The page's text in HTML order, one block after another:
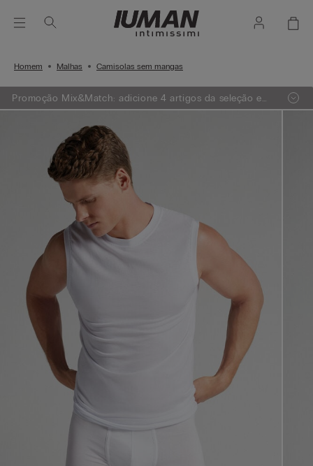
Homem Malhas Camisolas sem mangas
Promoção Mix&Match: adicione 4 artigos da seleção e
receba 1 GRÁTIS ou adicione 7 artigos e receba 2